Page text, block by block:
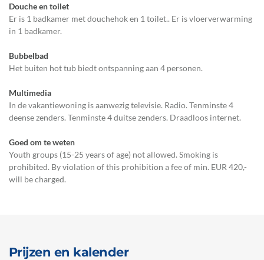
Douche en toilet
Er is 1 badkamer met douchehok en 1 toilet.. Er is vloerverwarming
in 1 badkamer.
Bubbelbad
Het buiten hot tub biedt ontspanning aan 4 personen.
Multimedia
In de vakantiewoning is aanwezig televisie. Radio. Tenminste 4
deense zenders. Tenminste 4 duitse zenders. Draadloos internet.
Goed om te weten
Youth groups (15-25 years of age) not allowed. Smoking is
prohibited. By violation of this prohibition a fee of min. EUR 420,-
will be charged.
Prijzen en kalender